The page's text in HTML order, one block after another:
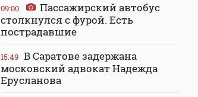
09:00
Пассажирский автобус
столкнулся с фурой. Есть
пострадавшие
15:49 В Саратове задержана
московский адвокат Надежда
Ерусланова